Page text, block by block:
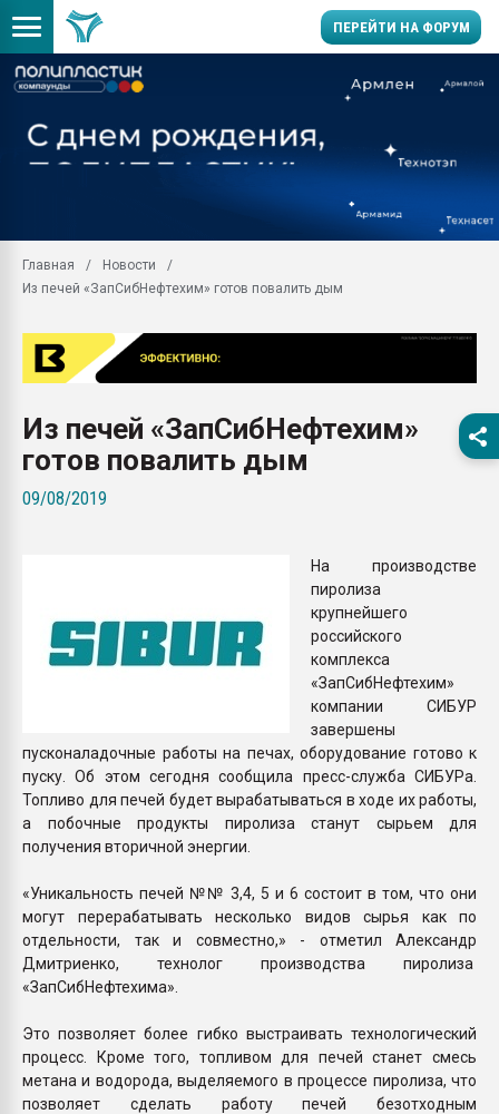
ПЕРЕЙТИ НА ФОРУМ
Подмосковье, Москва
первый план в
ситуацией на
Материал поверхности
Продам отходы
поликарбоната и АБС-
Главная
Новости
Из печей «ЗапСибНефтехим» готов повалить дым
Из печей «ЗапСибНефтехим»
готов повалить дым
09/08/2019
На производстве
пиролиза
крупнейшего
российского
комплекса
«ЗапСибНефтехим»
компании СИБУР
завершены
пусконаладочные работы на печах, оборудование готово к
пуску. Об этом сегодня сообщила пресс-служба СИБУРа.
Топливо для печей будет вырабатываться в ходе их работы,
а побочные продукты пиролиза станут сырьем для
получения вторичной энергии.
«Уникальность печей №№ 3,4, 5 и 6 состоит в том, что они
могут перерабатывать несколько видов сырья как по
отдельности, так и совместно,» - отметил Александр
Дмитриенко, технолог производства пиролиза
«ЗапСибНефтехима».
Это позволяет более гибко выстраивать технологический
процесс. Кроме того, топливом для печей станет смесь
метана и водорода, выделяемого в процессе пиролиза, что
позволяет сделать работу печей безотходным